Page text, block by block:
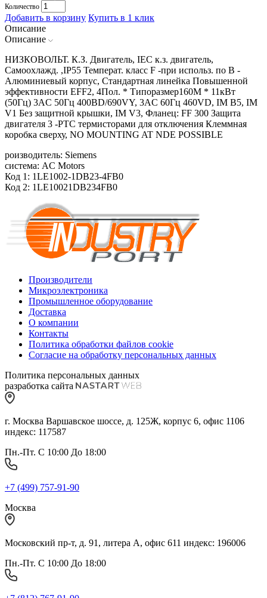
Количество
Добавить в корзину Купить в 1 клик
Описание
Описание
НИЗКОВОЛЬТ. К.З. Двигатель, IEC к.з. двигатель,
Самоохлажд. ,IP55 Температ. класс F -при использ. по B -
Алюминиевый корпус, Стандартная линейка Повышенной
эффективности EFF2, 4Пол. * Типоразмер160M * 11кВт
(50Гц) 3AC 50Гц 400ВD/690VY, 3AC 60Гц 460VD, IM B5, IM
V1 Без защитной крышки, IM V3, Фланец: FF 300 Защита
двигателя 3 -PTC термисторами для отключения Клеммная
коробка сверху, NO MOUNTING AT NDE POSSIBLE
роизводитель: Siemens
система: AC Motors
Код 1: 1LE1002-1DB23-4FB0
Код 2: 1LE10021DB234FB0
Производители
Микроэлектроника
Промышленное оборудование
Доставка
О компании
Контакты
Политика обработки файлов cookie
Согласие на обработку персональных данных
Политика персональных данных
разработка сайта
г. Москва Варшавское шоссе, д. 125Ж, корпус 6, офис 1106
индекс: 117587
Пн.-Пт. С 10:00 До 18:00
+7 (499) 757-91-90
Москва
Московский пр-т, д. 91, литера А, офис 611 индекс: 196006
Пн.-Пт. С 10:00 До 18:00